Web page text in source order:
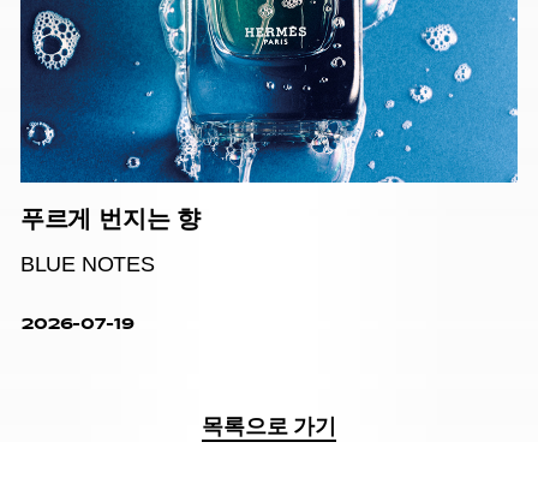
푸르게 번지는 향
BLUE NOTES
2026-07-19
목록으로 가기